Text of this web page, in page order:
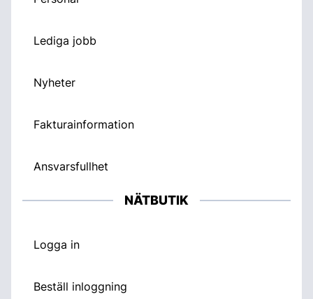
Lediga jobb
Nyheter
Fakturainformation
Ansvarsfullhet
NÄTBUTIK
Logga in
Beställ inloggning